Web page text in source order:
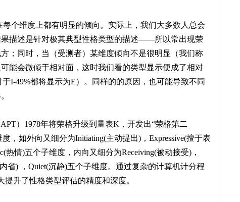
个维度上都有明显的倾向。实际上，我们大多数人总会
描述是针对极其典型性格类型的描述——所以常出现荣
；同时，当（受测者）某维度倾向不是很明显（我们称
能会微倾于相对面，这时我们看的类型显示便成了相对
I-49%都将显示为E）。同样的的原因，也可能导致不同
）1978年将荣格升级到量表K，开发出“荣格第二
，如外向又细分为Initiating(主动提出)，Expressive(擅于表
热情)五个子维度，内向又细分为Receiving(被动接受)，
省) ，Quiet(沉静)五个子维度。通过复杂的计算机计分程
升了性格类型评估的精度和深度。